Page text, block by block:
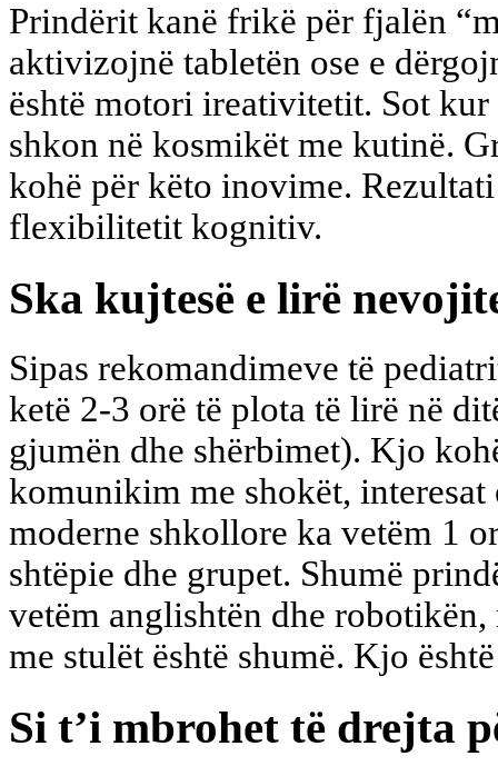
Prindërit kanë frikë për fjalën
aktivizojnë tabletën ose e
është motori ireativitetit. Sot
shkon në kosmikët me kutinë.
kohë për këto inovime.
flexibilitetit kognitiv.
Ska kujtesë e lirë
Sipas rekomandimeve të
ketë 2-3 orë të plota të lirë në
gjumën dhe shërbimet). Kjo
komunikim me shokët, interesat
moderne shkollore ka vetëm 1
shtëpie dhe grupet. Shumë
vetëm anglishtën dhe
me stulët është shumë. Kjo
Si t’i mbrohet të drejta